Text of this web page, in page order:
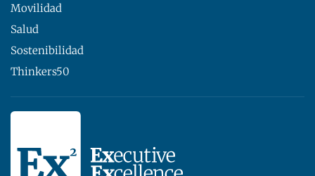
Movilidad
Salud
Sostenibilidad
Thinkers50